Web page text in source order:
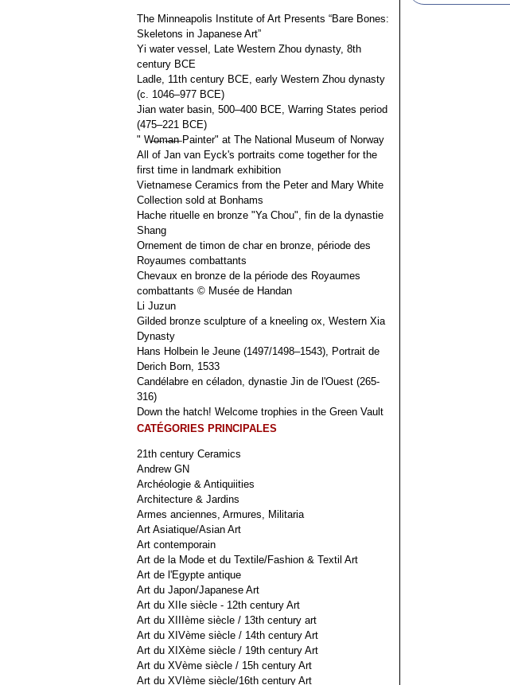
The Minneapolis Institute of Art Presents “Bare Bones:
Skeletons in Japanese Art”
Yi water vessel, Late Western Zhou dynasty, 8th
century BCE
Ladle, 11th century BCE, early Western Zhou dynasty
(c. 1046–977 BCE)
Jian water basin, 500–400 BCE, Warring States period
(475–221 BCE)
" W̶o̶m̶a̶n̶ Painter" at The National Museum of Norway
All of Jan van Eyck's portraits come together for the
first time in landmark exhibition
Vietnamese Ceramics from the Peter and Mary White
Collection sold at Bonhams
Hache rituelle en bronze "Ya Chou", fin de la dynastie
Shang
Ornement de timon de char en bronze, période des
Royaumes combattants
Chevaux en bronze de la période des Royaumes
combattants © Musée de Handan
Li Juzun
Gilded bronze sculpture of a kneeling ox, Western Xia
Dynasty
Hans Holbein le Jeune (1497/1498–1543), Portrait de
Derich Born, 1533
Candélabre en céladon, dynastie Jin de l'Ouest (265-
316)
Down the hatch! Welcome trophies in the Green Vault
CATÉGORIES PRINCIPALES
21th century Ceramics
Andrew GN
Archéologie & Antiquiities
Architecture & Jardins
Armes anciennes, Armures, Militaria
Art Asiatique/Asian Art
Art contemporain
Art de la Mode et du Textile/Fashion & Textil Art
Art de l'Egypte antique
Art du Japon/Japanese Art
Art du XIIe siècle - 12th century Art
Art du XIIIème siècle / 13th century art
Art du XIVème siècle / 14th century Art
Art du XIXème siècle / 19th century Art
Art du XVème siècle / 15h century Art
Art du XVIème siècle/16th century Art